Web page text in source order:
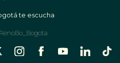
te escucha